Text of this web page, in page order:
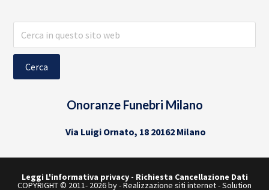
sito
Onoranze Funebri Milano
Via Luigi Ornato, 18 20162 Milano
Leggi L'informativa privacy- Richiesta Cancellazione Dati
COPYRIGHT © 2011- 2026 by -Realizzazione siti internet-Solution